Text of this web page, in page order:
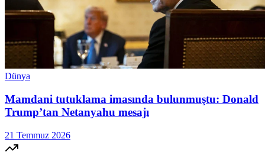
Dünya
Mamdani tutuklama imasında bulunmuştu: Donald
Trump’tan Netanyahu mesajı
21 Temmuz 2026